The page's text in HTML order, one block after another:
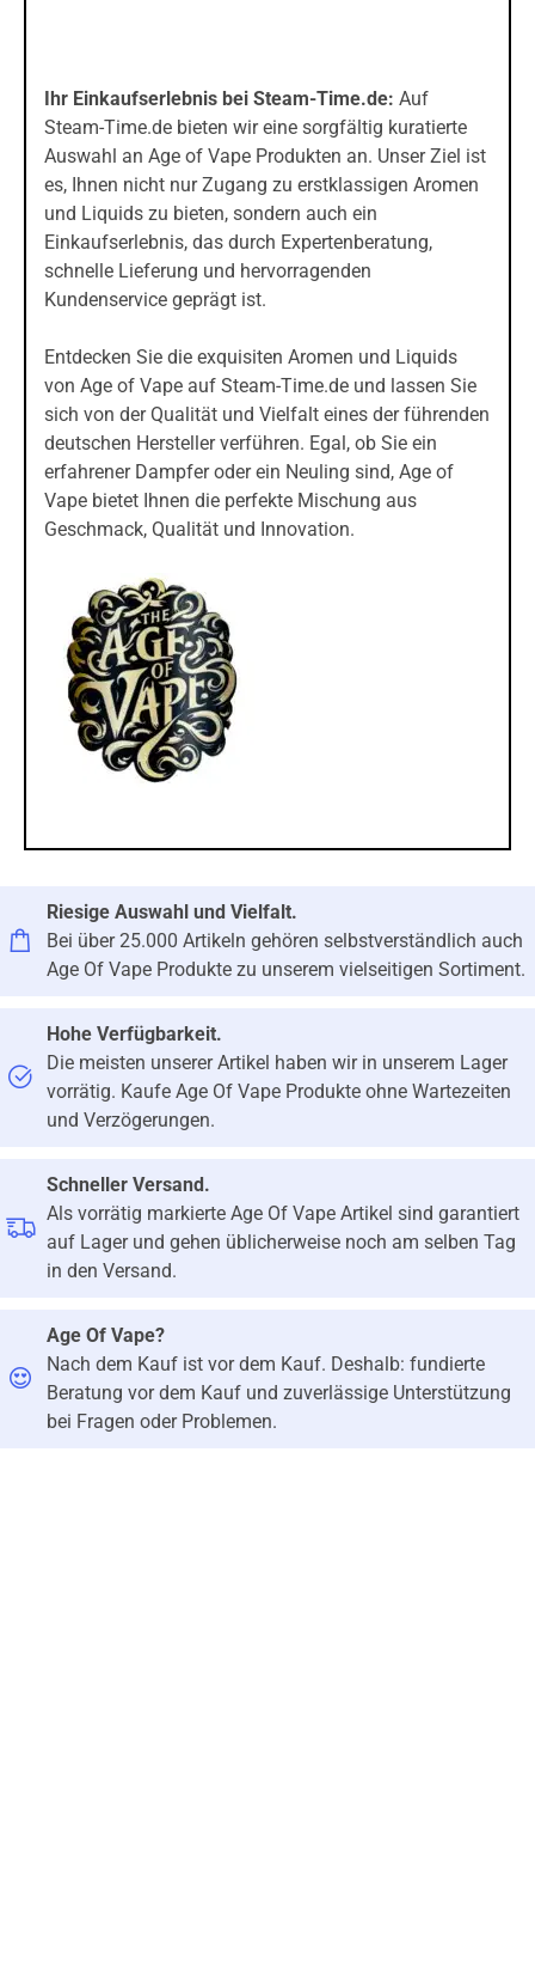
Ihr Einkaufserlebnis bei Steam-Time.de: Auf
Steam-Time.de bieten wir eine sorgfältig kuratierte
Auswahl an Age of Vape Produkten an. Unser Ziel ist
es, Ihnen nicht nur Zugang zu erstklassigen Aromen
und Liquids zu bieten, sondern auch ein
Einkaufserlebnis, das durch Expertenberatung,
schnelle Lieferung und hervorragenden
Kundenservice geprägt ist.
Entdecken Sie die exquisiten Aromen und Liquids
von Age of Vape auf Steam-Time.de und lassen Sie
sich von der Qualität und Vielfalt eines der führenden
deutschen Hersteller verführen. Egal, ob Sie ein
erfahrener Dampfer oder ein Neuling sind, Age of
Vape bietet Ihnen die perfekte Mischung aus
Geschmack, Qualität und Innovation.
Riesige Auswahl und Vielfalt.
Bei über 25.000 Artikeln gehören selbstverständlich auch
Age Of Vape Produkte zu unserem vielseitigen Sortiment.
Hohe Verfügbarkeit.
Die meisten unserer Artikel haben wir in unserem Lager
vorrätig. Kaufe Age Of Vape Produkte ohne Wartezeiten
und Verzögerungen.
Schneller Versand.
Als vorrätig markierte Age Of Vape Artikel sind garantiert
auf Lager und gehen üblicherweise noch am selben Tag
in den Versand.
Age Of Vape?
Nach dem Kauf ist vor dem Kauf. Deshalb: fundierte
Beratung vor dem Kauf und zuverlässige Unterstützung
bei Fragen oder Problemen.